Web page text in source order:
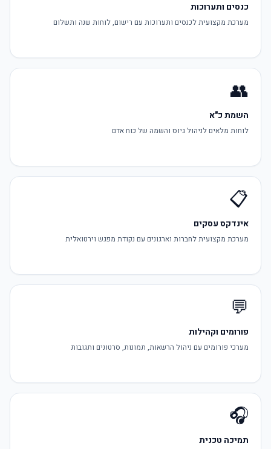
כנסים ותערוכות
מערכת מקצועית לכנסים ותערוכות עם רישום, לוחות שנה ותשלום
👥
השמת כ"א
לוחות מלאים לניהול גיוס והשמה של כוח אדם
📋
אינדקס עסקים
מערכת מקצועית לחברות וארגונים עם נקודת מפגש וירטואלית
💬
פורומים וקהילות
מערכי פורומים עם ניהול הרשאות, תמונות, סרטונים ותגובות
🎧
תמיכה טכנית